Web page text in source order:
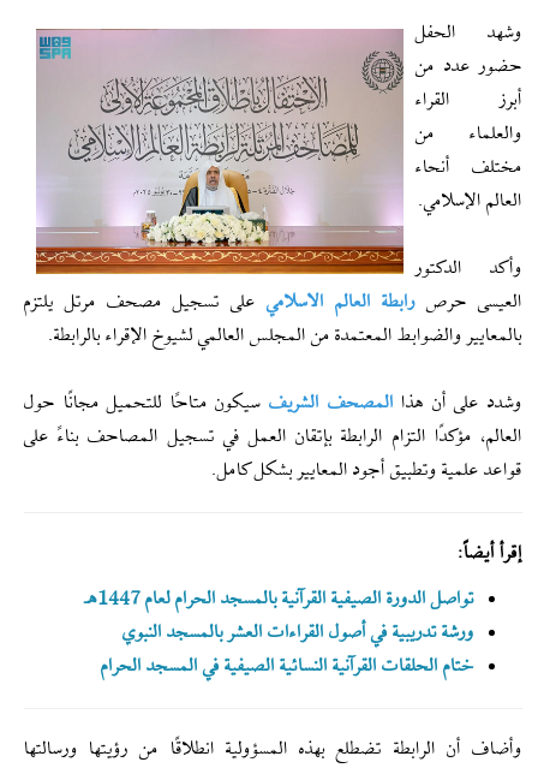
وشهد الحفل
حضور عدد من
أبرز القراء
والعلماء من
مختلف أنحاء
العالم الإسلامي.
وأكد الدكتور
العيسى حرصرابطة العالم الاسلاميعلى تسجيل مصحف مرتل يلتزم
بالمعايير والضوابط المعتمدة من المجلس العالمي لشيوخ الإقراء بالرابطة.
وشدد على أن هذا المصحف الشريف سيكون متاحًا للتحميل مجانًا حول
العالم، مؤكدًا التزام الرابطة بإتقان العمل في تسجيل المصاحف بناءً على
قواعد علمية وتطبيق أجود المعايير بشكل كامل.
إقرأ أيضاً:
تواصل الدورة الصيفية القرآنية بالمسجد الحرام لعام 1447هـ
ورشة تدريبية في أصول القراءات العشر بالمسجد النبوي
ختام الحلقات القرآنية النسائية الصيفية في المسجد الحرام
وأضاف أن الرابطة تضطلع بهذه المسؤولية انطلاقًا من رؤيتها ورسالتها